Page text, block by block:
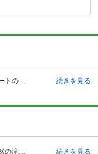
竜王ゴルフコースの予約ならじゃらんゴルフ。カートの有無や利用税、キャンセル料、ナイター設備、駐車場などのコース情報はもちろん、口コミ、フォトギャラリーなどコースの難易度や攻略に役立つ情報充実、予約する度にポイントが貯まるのでお得にゴルフをお楽しみ頂けます。 竜王ゴルフコースは滋賀県蒲生郡竜王町にあるロケーションに恵まれたゴルフ場です。名神高速道の竜王インターチェンジから約3キロメートルと非常に近く、交通立地が良いです。湖東平野の南に位置し、地の利を活かして、自然の滝や池を残したコースが多くあるのが特徴です。地形を活かしたホールは個性的で、初心者からアスリートゴルファーまで楽しめるゴルフ場となっています。 クラブハウスには、レストラン・コンペルーム・ロッカールーム・浴場・売店と、ゴルフプレーを楽しむ上で必要な設備を兼ね備えています。竜王ゴルフコースの近くには温泉もあり、ゴルフ場利用者からもあまり知られていない秘湯ですが、体を癒すにはおすすめのポイントです。 続きを見る
竜王ゴルフコースは、湖東平野の南に位置し、自然の滝や池などを取り入れたコースレイアウトが特徴的です。バンカーが全部で67あり、自然の地形を活かしたレイアウトが珍しいコース作りを引き立てています。全18ホールでコースはフラット、西部建設が設計を手がけています。戦略的なゴルフ展開が可能で、コースのコンディションもロケーションも良いです。名物となっているのが16番ホールで、日本でも珍しい自然の滝があるホールです。全体的にコース攻略の鍵となるのが、多く位置する池やバンカーをどのように攻略するかが醍醐味となっています。フェアウェイが広く、トリッキーな作りは少ないため、初心者も楽しめるコースが豊富にあります。 続きを見る